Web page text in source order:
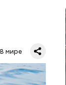
В мире
лет
это